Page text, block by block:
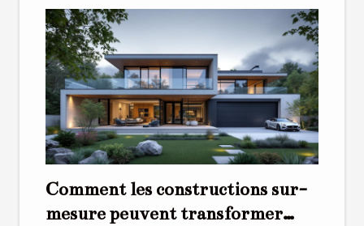
Comment les constructions sur-
mesure peuvent transformer